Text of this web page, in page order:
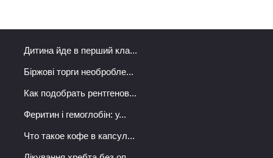
Дитина йде в перший кла...
Біржові торги необробле...
Как подобрать рентгенов...
Феритин і гемоглобін: у...
Что такое кофе в капсул...